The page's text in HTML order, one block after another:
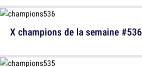
X champions de la semaine #536